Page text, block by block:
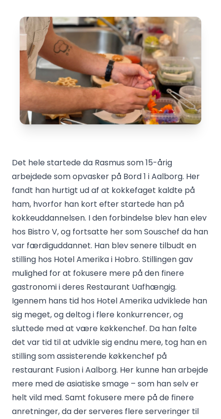
Det hele startede da Rasmus som 15-årig
arbejdede som opvasker på Bord 1 i Aalborg. Her
fandt han hurtigt ud af at kokkefaget kaldte på
ham, hvorfor han kort efter startede han på
kokkeuddannelsen. I den forbindelse blev han elev
hos Bistro V, og fortsatte her som Souschef da han
var færdiguddannet. Han blev senere tilbudt en
stilling hos Hotel Amerika i Hobro. Stillingen gav
mulighed for at fokusere mere på den finere
gastronomi i deres Restaurant Uafhængig.
Igennem hans tid hos Hotel Amerika udviklede han
sig meget, og deltog i flere konkurrencer, og
sluttede med at være køkkenchef. Da han følte
det var tid til at udvikle sig endnu mere, tog han en
stilling som assisterende køkkenchef på
restaurant Fusion i Aalborg. Her kunne han arbejde
mere med de asiatiske smage – som han selv er
helt vild med. Samt fokusere mere på de finere
anretninger, da der serveres flere serveringer til